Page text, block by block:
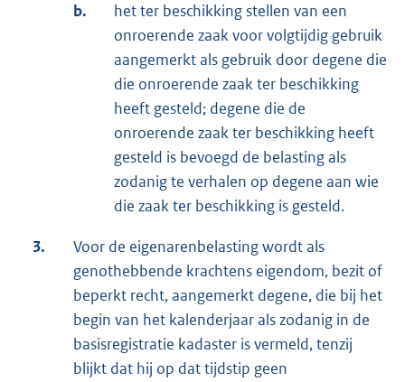
b.
het ter beschikking stellen van een
onroerende zaak voor volgtijdig gebruik
aangemerkt als gebruik door degene die
die onroerende zaak ter beschikking
heeft gesteld; degene die de
onroerende zaak ter beschikking heeft
gesteld is bevoegd de belasting als
zodanig te verhalen op degene aan wie
die zaak ter beschikking is gesteld.
3.
Voor de eigenarenbelasting wordt als
genothebbende krachtens eigendom, bezit of
beperkt recht, aangemerkt degene, die bij het
begin van het kalenderjaar als zodanig in de
basisregistratie kadaster is vermeld, tenzij
blijkt dat hij op dat tijdstip geen